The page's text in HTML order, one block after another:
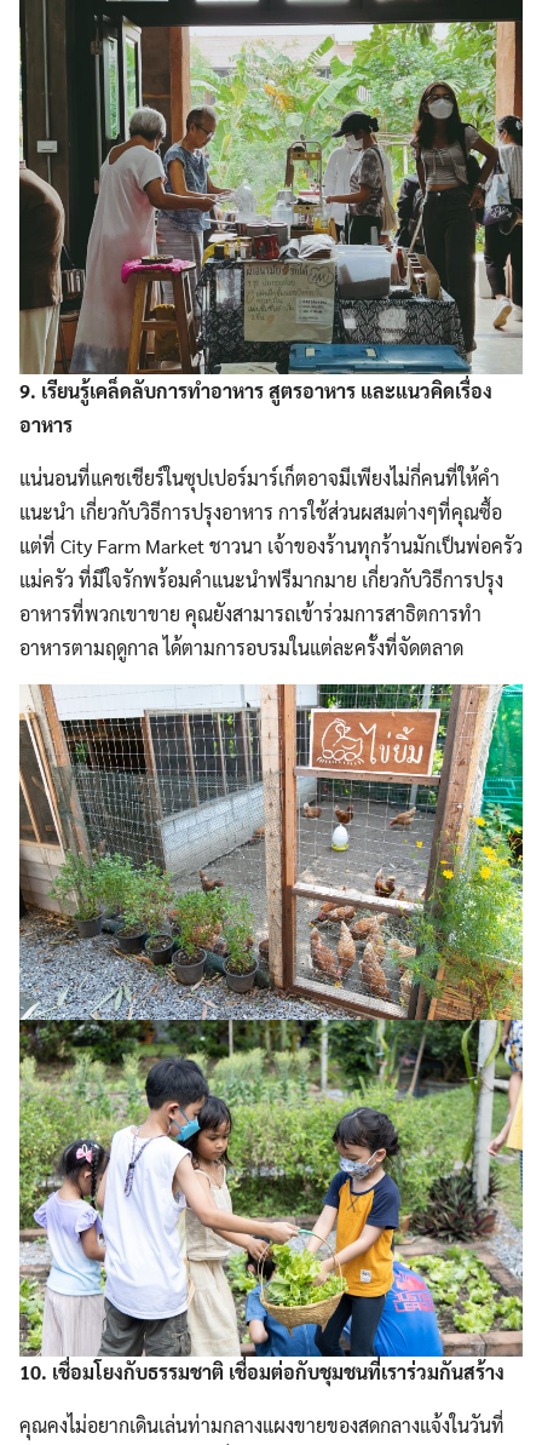
9. เรียนรู้เคล็ดลับการทำอาหาร สูตรอาหาร และแนวคิดเรื่อง
อาหาร
แน่นอนที่แคชเชียร์ในซุปเปอร์มาร์เก็ตอาจมีเพียงไม่กี่คนที่ให้คำ
แนะนำ เกี่ยวกับวิธีการปรุงอาหาร การใช้ส่วนผสมต่างๆที่คุณซื้อ
แต่ที่ City Farm Market ชาวนา เจ้าของร้านทุกร้านมักเป็นพ่อครัว
แม่ครัว ที่มีใจรักพร้อมคำแนะนำฟรีมากมาย เกี่ยวกับวิธีการปรุง
อาหารที่พวกเขาขาย คุณยังสามารถเข้าร่วมการสาธิตการทำ
อาหารตามฤดูกาล ได้ตามการอบรมในแต่ละครั้งที่จัดตลาด
10. เชื่อมโยงกับธรรมชาติ เชื่อมต่อกับชุมชนที่เราร่วมกันสร้าง
คุณคงไม่อยากเดินเล่นท่ามกลางแผงขายของสดกลางแจ้งในวันที่